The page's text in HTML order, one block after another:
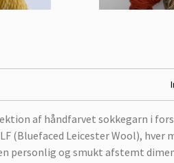
af håndfarvet sokkegarn i
(Bluefaced Leicester Wool),
personlig og smukt afstemt